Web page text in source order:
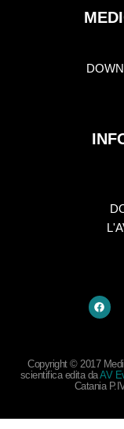
Copyright © 2017
scientifica edita daAV
Catania